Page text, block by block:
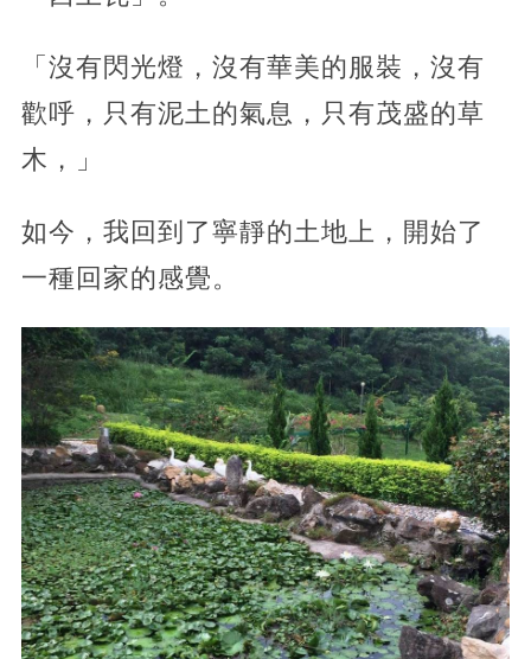
「沒有閃光燈，沒有華美的服裝，沒有
歡呼，只有泥土的氣息，只有茂盛的草
木，」
如今，我回到了寧靜的土地上，開始了
一種回家的感覺。